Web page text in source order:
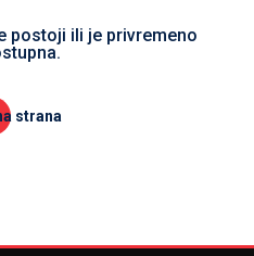
postoji ili je privremeno
strana